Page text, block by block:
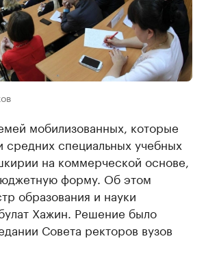
мобилизованных, которые
средних специальных учебных
на коммерческой основе,
форму. Об этом
образования и науки
Хажин. Решение было
Совета ректоров вузов